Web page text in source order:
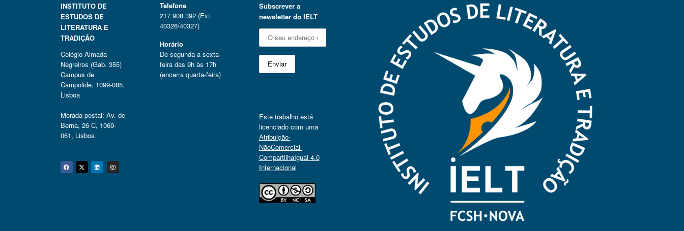
INSTITUTO DE
ESTUDOS DE
LITERATURA E
TRADIÇÃO
Colégio Almada
Negreiros (Gab. 355)
Campus de
Campolide, 1099-085,
Lisboa
Morada postal: Av. de
Berna, 26 C, 1069-
061, Lisboa
Facebook
Twitter
Linkedin
Instagram
Telefone
217 908 392 (Ext.
40326/40327)
Horário
De segunda a sexta-
feira das 9h às 17h
(encerra quarta-feira)
Subscrever a
newsletter do IELT
Este trabalho está
licenciado com uma
Atribuição-
NãoComercial-
CompartilhaIgual 4.0
Internacional